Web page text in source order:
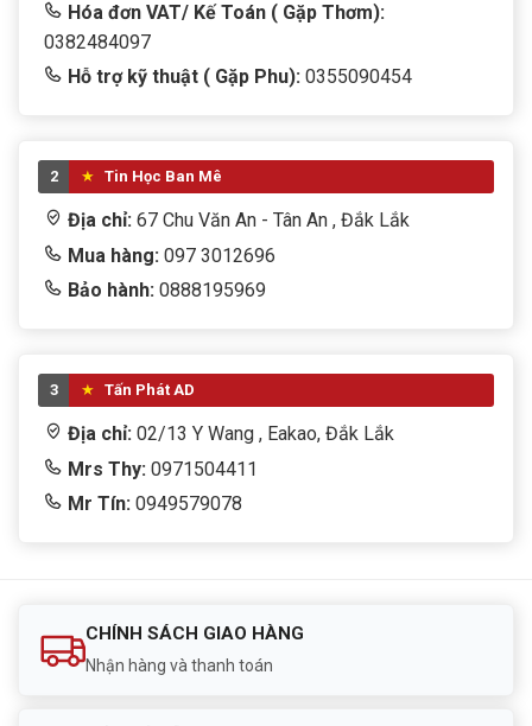
Hóa đơn VAT/ Kế Toán ( Gặp Thơm):
0382484097
Hỗ trợ kỹ thuật ( Gặp Phu): 0355090454
2 Tin Học Ban Mê
Địa chỉ: 67 Chu Văn An - Tân An , Đắk Lắk
Mua hàng: 097 3012696
Bảo hành: 0888195969
3 Tấn Phát AD
Địa chỉ: 02/13 Y Wang , Eakao, Đắk Lắk
Mrs Thy: 0971504411
Mr Tín: 0949579078
CHÍNH SÁCH GIAO HÀNG
Nhận hàng và thanh toán